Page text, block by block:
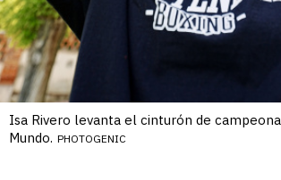
Isa Rivero levanta el cinturón de
Mundo. PHOTOGENIC